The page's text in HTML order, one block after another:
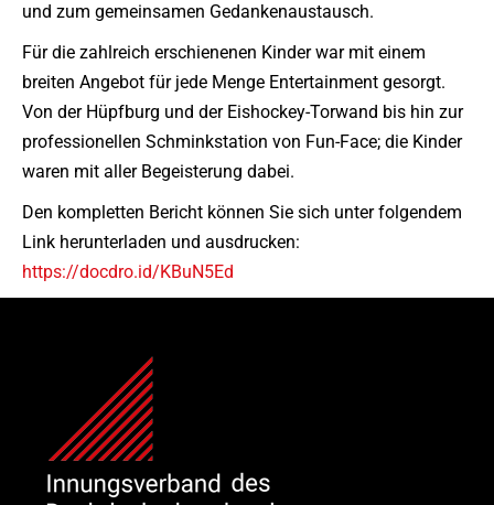
und zum gemeinsamen Gedankenaustausch.
Für die zahlreich erschienenen Kinder war mit einem
breiten Angebot für jede Menge Entertainment gesorgt.
Von der Hüpfburg und der Eishockey-Torwand bis hin zur
professionellen Schminkstation von Fun-Face; die Kinder
waren mit aller Begeisterung dabei.
Den kompletten Bericht können Sie sich unter folgendem
Link herunterladen und ausdrucken:
https://docdro.id/KBuN5Ed